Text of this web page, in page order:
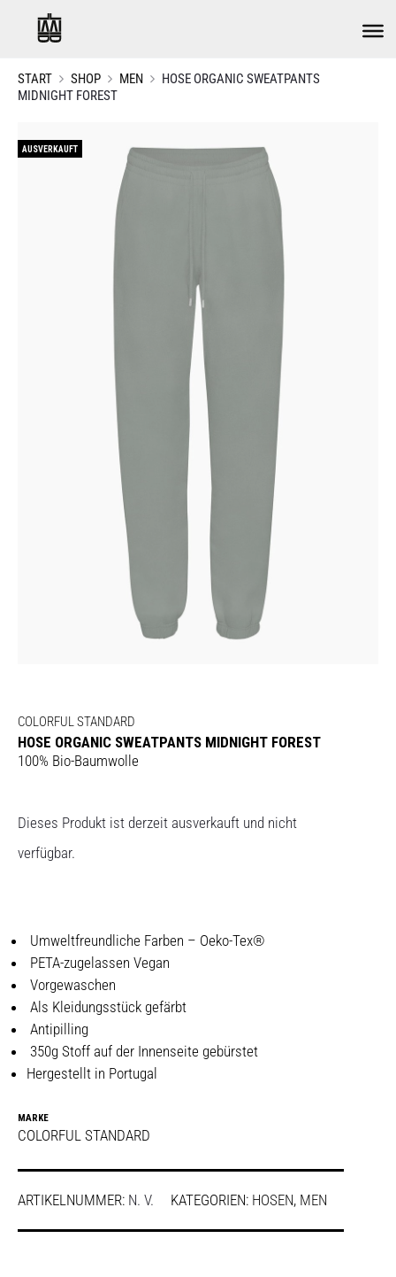
START SHOP MEN
HOSE ORGANIC SWEATPANTS
MIDNIGHT FOREST
AUSVERKAUFT
COLORFUL STANDARD
HOSE ORGANIC SWEATPANTS MIDNIGHT FOREST
100% Bio-Baumwolle
Dieses Produkt ist derzeit ausverkauft und nicht
verfügbar.
Umweltfreundliche Farben – Oeko-Tex®
PETA-zugelassen Vegan
Vorgewaschen
Als Kleidungsstück gefärbt
Antipilling
350g Stoff auf der Innenseite gebürstet
Hergestellt in Portugal
MARKE
COLORFUL STANDARD
ARTIKELNUMMER: N. V. KATEGORIEN: HOSEN, MEN